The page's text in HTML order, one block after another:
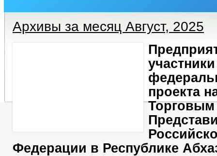
Архивы за месяц Август, 2025
участники
проекта
Торговым
Федерации в Республике